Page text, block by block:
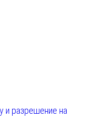
и разрешение на